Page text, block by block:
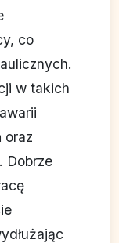
co
w takich
oraz
Dobrze